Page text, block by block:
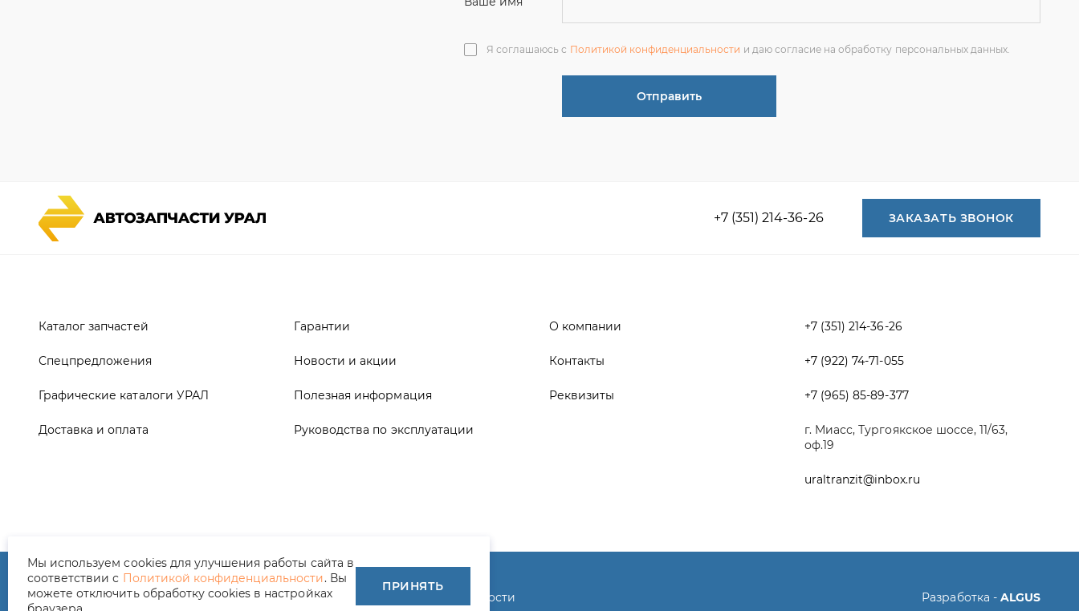
Каталог запчастей +7 (351) 214-36-26
оф.19
uraltranzit@inbox.ru
Мы используем cookies для улучшения работы сайта в
соответствии с Политикой конфиденциальности. Вы
можете отключить обработку cookies в настройках
ПРИНЯТЬ